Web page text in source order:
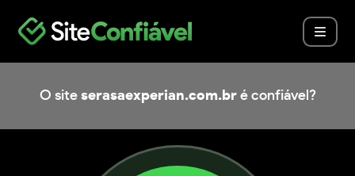
O site serasaexperian.com.bré confiável?